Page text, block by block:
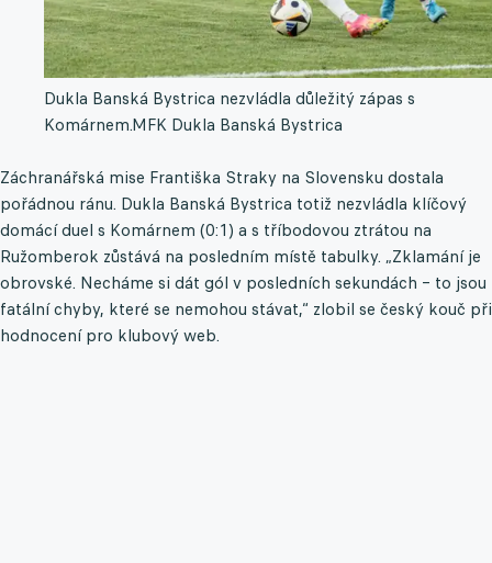
Dukla Banská Bystrica nezvládla důležitý zápas s
Komárnem.MFK Dukla Banská Bystrica
Záchranářská mise Františka Straky na Slovensku dostala
pořádnou ránu. Dukla Banská Bystrica totiž nezvládla klíčový
domácí duel s Komárnem (0:1) a s tříbodovou ztrátou na
Ružomberok zůstává na posledním místě tabulky. „Zklamání je
obrovské. Necháme si dát gól v posledních sekundách – to jsou
fatální chyby, které se nemohou stávat,“ zlobil se český kouč při
hodnocení pro klubový web.